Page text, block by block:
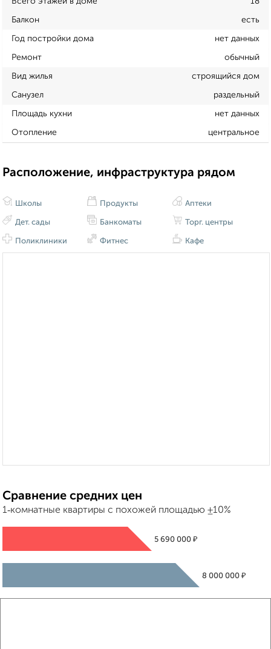
Балкон есть
Год постройки дома нет данных
Ремонт обычный
Вид жилья строящийся дом
Санузел раздельный
Площадь кухни нет данных
Отопление центральное
Расположение, инфраструктура рядом
Школы
Дет. сады
Поликлиники
Продукты
Банкоматы
Фитнес
Аптеки
Торг. центры
Кафе
Сравнение средних цен
1‑комнатные квартиры с похожей площадью ±10%
5 690 000 ₽
8 000 000 ₽